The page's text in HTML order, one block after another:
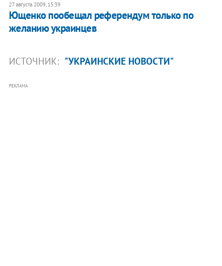
27 августа 2009, 15:39
Ющенко пообещал референдум только по
желанию украинцев
ИСТОЧНИК: "УКРАИНСКИЕ НОВОСТИ"
РЕКЛАМА